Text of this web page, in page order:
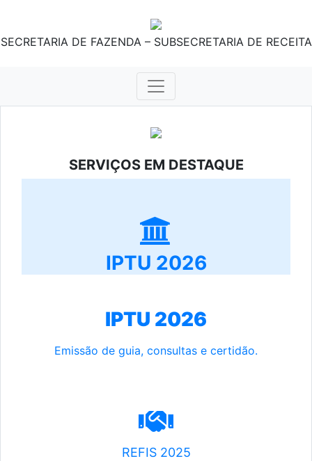
SECRETARIA DE FAZENDA – SUBSECRETARIA DE RECEITA
SERVIÇOS EM DESTAQUE
IPTU 2026
IPTU 2026
Emissão de guia, consultas e certidão.
REFIS 2025